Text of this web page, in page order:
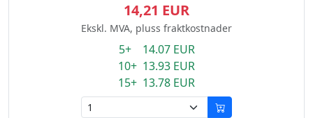
14,21 EUR
Ekskl. MVA, pluss fraktkostnader
5+ 14.07 EUR
10+ 13.93 EUR
15+ 13.78 EUR